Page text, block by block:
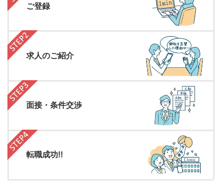
ご登録
求人のご紹介
面接・条件交渉
転職成功!!